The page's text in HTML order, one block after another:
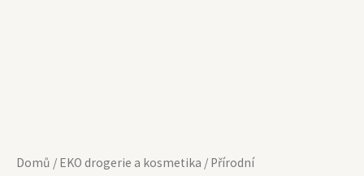
Domů / EKO drogerie a kosmetika / Přírodní